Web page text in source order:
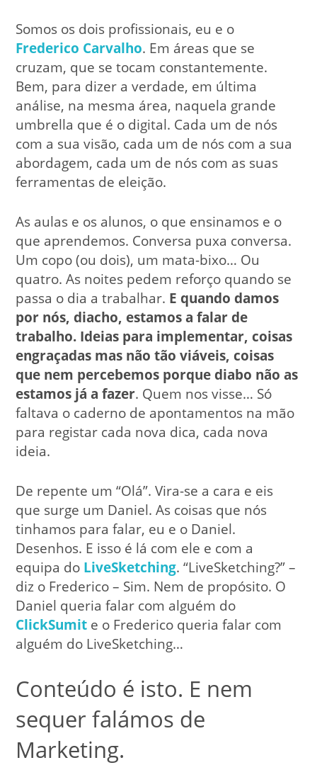
Somos os dois profissionais, eu e o
Frederico Carvalho. Em áreas que se
cruzam, que se tocam constantemente.
Bem, para dizer a verdade, em última
análise, na mesma área, naquela grande
umbrella que é o digital. Cada um de nós
com a sua visão, cada um de nós com a sua
abordagem, cada um de nós com as suas
ferramentas de eleição.
As aulas e os alunos, o que ensinamos e o
que aprendemos. Conversa puxa conversa.
Um copo (ou dois), um mata-bixo… Ou
quatro. As noites pedem reforço quando se
passa o dia a trabalhar. E quando damos
por nós, diacho, estamos a falar de
trabalho. Ideias para implementar, coisas
engraçadas mas não tão viáveis, coisas
que nem percebemos porque diabo não as
estamos já a fazer. Quem nos visse… Só
faltava o caderno de apontamentos na mão
para registar cada nova dica, cada nova
ideia.
De repente um “Olá”. Vira-se a cara e eis
que surge um Daniel. As coisas que nós
tinhamos para falar, eu e o Daniel.
Desenhos. E isso é lá com ele e com a
equipa do LiveSketching. “LiveSketching?” –
diz o Frederico – Sim. Nem de propósito. O
Daniel queria falar com alguém do
ClickSumit e o Frederico queria falar com
alguém do LiveSketching…
Conteúdo é isto. E nem
sequer falámos de
Marketing.